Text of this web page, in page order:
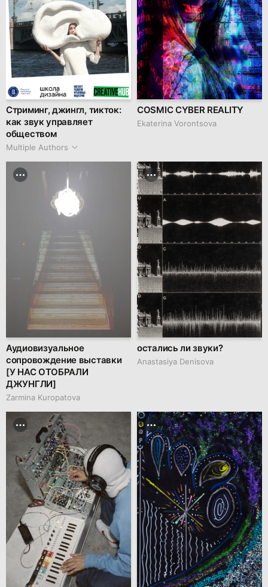
Стриминг, джингл, тикток:
как звук управляет
обществом
Multiple Authors
COSMIC CYBER REALITY
Ekaterina Vorontsova
Аудиовизуальное
сопровождение выставки
[У НАС ОТОБРАЛИ
ДЖУНГЛИ]
Zarmina Kuropatova
остались ли звуки?
Anastasiya Denisova